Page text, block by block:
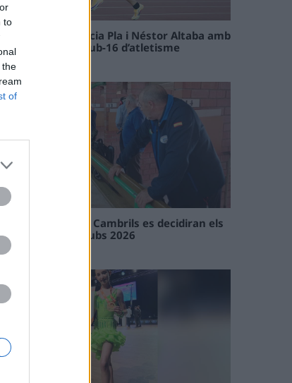
to
the
of
Sintorres, Patrícia Pla i Néstor Altaba amb
catalana sub-16 d’atletisme
2026
tirades de Flix i Cambrils es decidiran els
de l’Interclubs 2026
2026